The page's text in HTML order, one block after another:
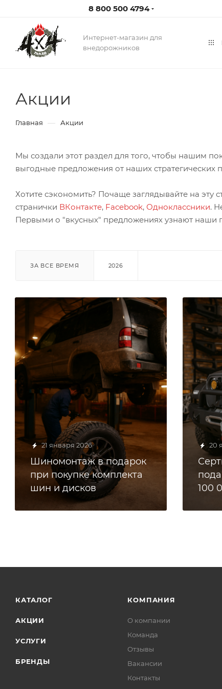
8 800 500 4794
Интернет-магазин для
внедорожников
Акции
Главная — Акции
Мы создали этот раздел для того, чтобы нашим
выгодные предложения от наших стратегических
Хотите сэкономить? Почаще заглядывайте на
странички ВКонтакте, Facebook, Одноклассники.
Первыми о "вкусных" предложениях узнают наши
ЗА ВСЕ ВРЕМЯ 2026
21 января 2026
Шиномонтаж в подарок
при покупке комплекта
шин и дисков
20
100
КАТАЛОГ
АКЦИИ
УСЛУГИ
БРЕНДЫ
КОМПАНИЯ
О компании
Команда
Отзывы
Вакансии
Контакты